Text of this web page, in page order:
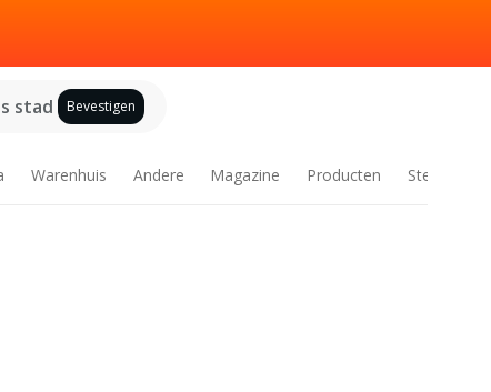
stad Bevestigen
Warenhuis Andere Magazine Producten Steden